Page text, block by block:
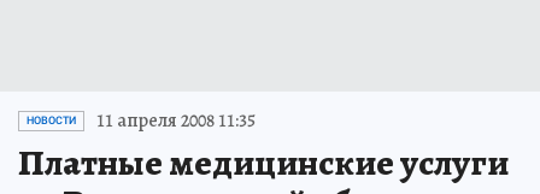
НОВОСТИ 11 апреля 2008 11:35
Платные медицинские услуги